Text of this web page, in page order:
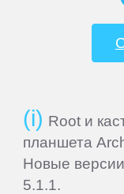
Root и
планшета
Новые
5.1.1.
Jiayu